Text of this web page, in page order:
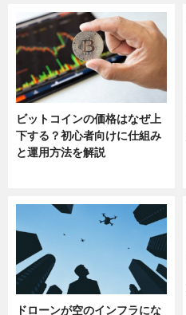
ビットコインの価格はなぜ上
下する？初心者向けに仕組み
と運用方法を解説
ドローンが空のインフラにな